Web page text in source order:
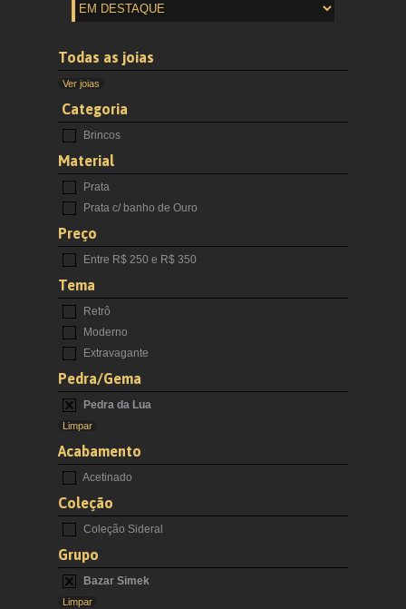
Todas as joias
Ver joias
Categoria
Brincos
Material
Prata
Prata c/ banho de Ouro
Preço
Entre R$ 250 e R$ 350
Tema
Retrô
Moderno
Extravagante
Pedra/Gema
Pedra da Lua
Limpar
Acabamento
Acetinado
Coleção
Coleção Sideral
Grupo
Bazar Simek
Limpar